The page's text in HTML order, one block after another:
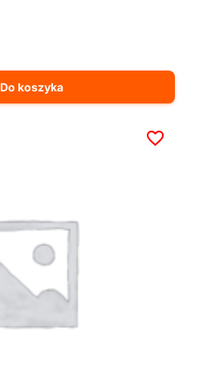
Do koszyka